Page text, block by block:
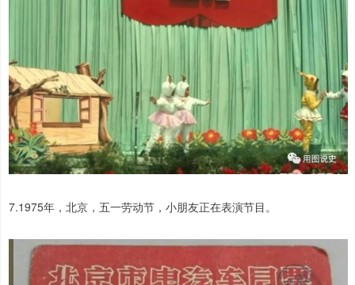
7.1975年，北京，五一劳动节，小朋友正在表演节目。